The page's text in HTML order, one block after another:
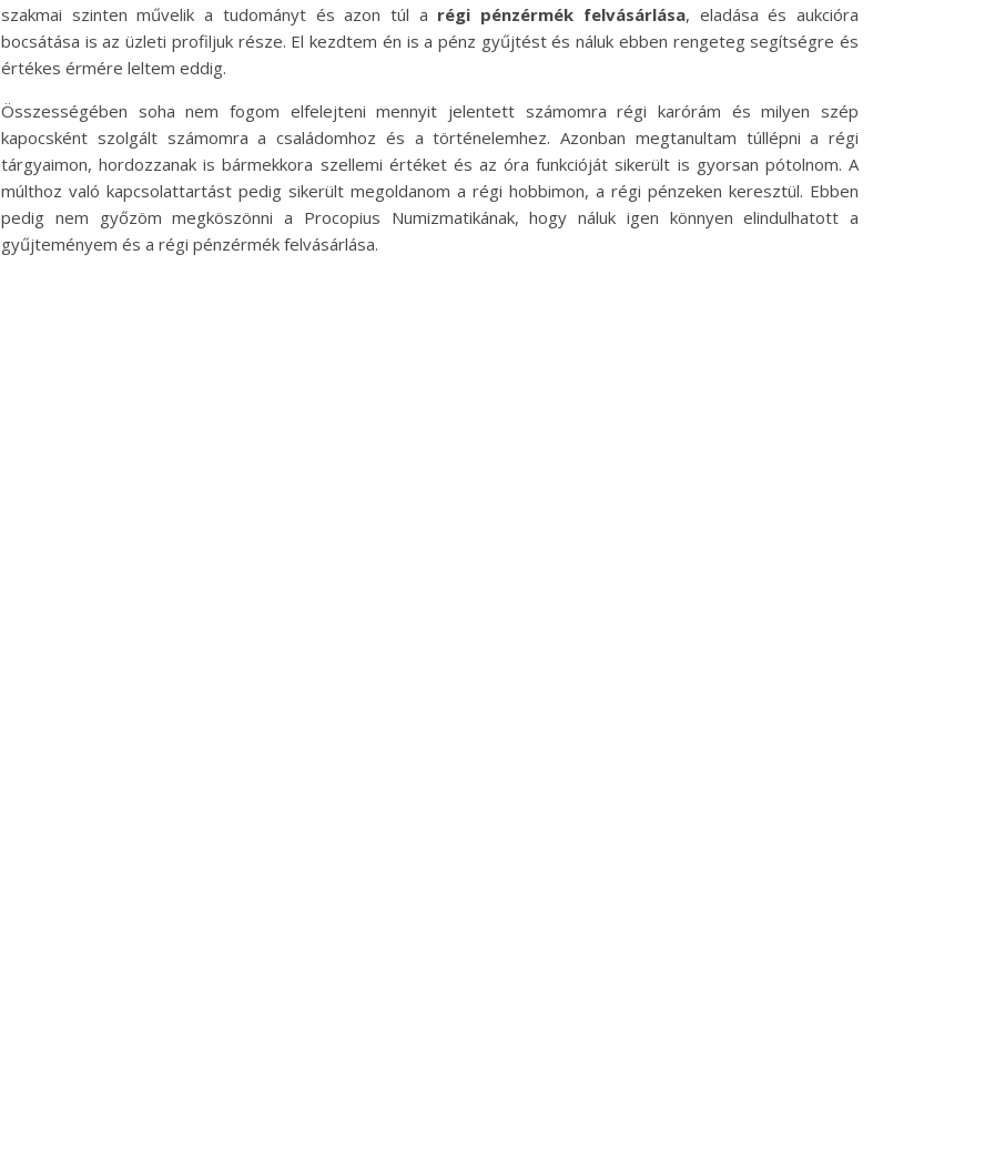
szakmai szinten művelik a tudományt és azon túl a régi pénzérmék felvásárlása, eladása és aukcióra
bocsátása is az üzleti profiljuk része. El kezdtem én is a pénz gyűjtést és náluk ebben rengeteg segítségre és
értékes érmére leltem eddig.
Összességében soha nem fogom elfelejteni mennyit jelentett számomra régi karórám és milyen szép
kapocsként szolgált számomra a családomhoz és a történelemhez. Azonban megtanultam túllépni a régi
tárgyaimon, hordozzanak is bármekkora szellemi értéket és az óra funkcióját sikerült is gyorsan pótolnom. A
múlthoz való kapcsolattartást pedig sikerült megoldanom a régi hobbimon, a régi pénzeken keresztül. Ebben
pedig nem győzöm megköszönni a Procopius Numizmatikának, hogy náluk igen könnyen elindulhatott a
gyűjteményem és a régi pénzérmék felvásárlása.